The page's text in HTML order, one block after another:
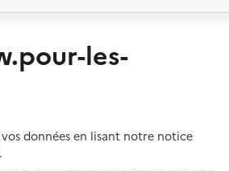
une résidence avec
familial
Les différents
Préparer l'entrée en
Aides financières en
Prévention,
les-
données en lisant notre notice